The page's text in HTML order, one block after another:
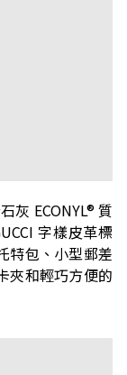
灰 ECONYL® 質
字樣皮革標
特包、小型郵差
夾和輕巧方便的